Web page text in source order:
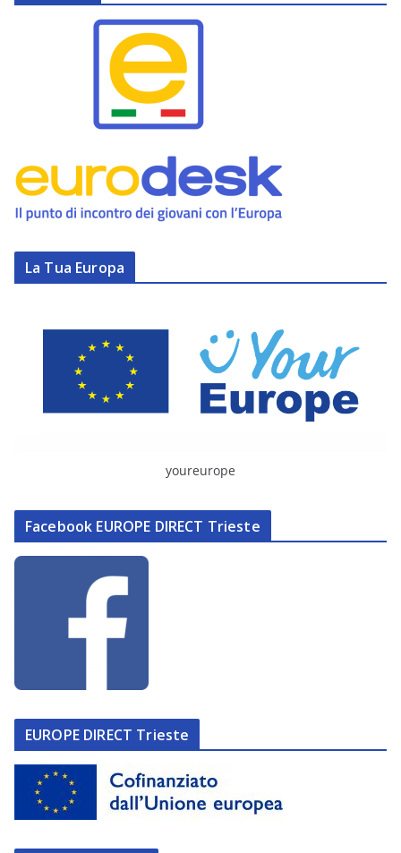
La Tua Europa
youreurope
Facebook EUROPE DIRECT Trieste
EUROPE DIRECT Trieste